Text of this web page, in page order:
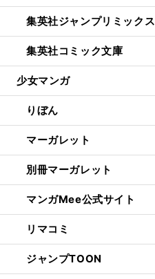
集英社ジャンプリミックス
集英社コミック文庫
少女マンガ
りぼん
マーガレット
別冊マーガレット
マンガMee公式サイト
リマコミ
ジャンプTOON